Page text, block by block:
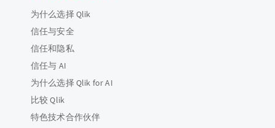
为什么选择 Qlik
信任与安全
信任和隐私
信任与 AI
为什么选择 Qlik for AI
比较 Qlik
特色技术合作伙伴